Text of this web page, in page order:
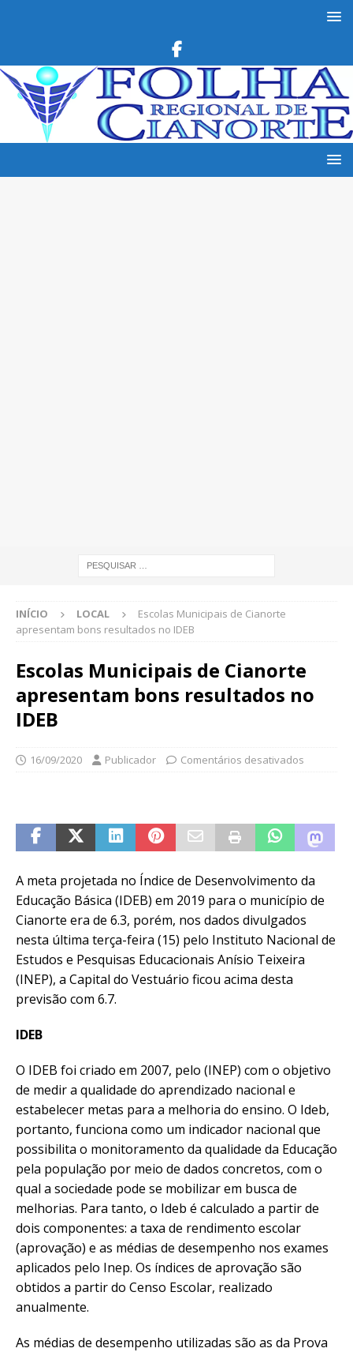
INÍCIO LOCAL
Escolas Municipais de Cianorte
apresentam bons resultados no IDEB
Escolas Municipais de Cianorte
apresentam bons resultados no
IDEB
16/09/2020 Publicador Comentários desativados
A meta projetada no Índice de Desenvolvimento da
Educação Básica (IDEB) em 2019 para o município de
Cianorte era de 6.3, porém, nos dados divulgados
nesta última terça-feira (15) pelo Instituto Nacional de
Estudos e Pesquisas Educacionais Anísio Teixeira
(INEP), a Capital do Vestuário ficou acima desta
previsão com 6.7.
IDEB
O IDEB foi criado em 2007, pelo (INEP) com o objetivo
de medir a qualidade do aprendizado nacional e
estabelecer metas para a melhoria do ensino. O Ideb,
portanto, funciona como um indicador nacional que
possibilita o monitoramento da qualidade da Educação
pela população por meio de dados concretos, com o
qual a sociedade pode se mobilizar em busca de
melhorias. Para tanto, o Ideb é calculado a partir de
dois componentes: a taxa de rendimento escolar
(aprovação) e as médias de desempenho nos exames
aplicados pelo Inep. Os índices de aprovação são
obtidos a partir do Censo Escolar, realizado
anualmente.
As médias de desempenho utilizadas são as da Prova